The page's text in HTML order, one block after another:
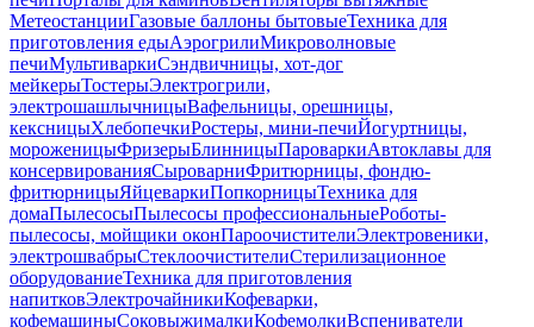
МетеостанцииГазовые баллоны бытовыеТехника для
приготовления едыАэрогрилиМикроволновые
печиМультиваркиСэндвичницы, хот-дог
мейкерыТостерыЭлектрогрили,
электрошашлычницыВафельницы, орешницы,
кексницыХлебопечкиРостеры, мини-печиЙогуртницы,
мороженицыФризерыБлинницыПароваркиАвтоклавы для
консервированияСыроварниФритюрницы, фондю-
фритюрницыЯйцеваркиПопкорницыТехника для
домаПылесосыПылесосы профессиональныеРоботы-
пылесосы, мойщики оконПароочистителиЭлектровеники,
электрошвабрыСтеклоочистителиСтерилизационное
оборудованиеТехника для приготовления
напитковЭлектрочайникиКофеварки,
кофемашиныСоковыжималкиКофемолкиВспениватели